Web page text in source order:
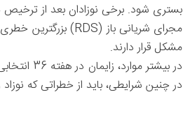
بستری شود. برخی نوزادان بعد از ترخیص
مشکل قرار دارند.
در بیشتر موارد، زایمان در هفته 36 انتخابی نیست. بیشتر نوزادان زودرس به دلیل درد زودرس زایمان یا
در چنین شرایطی، باید از خطراتی که